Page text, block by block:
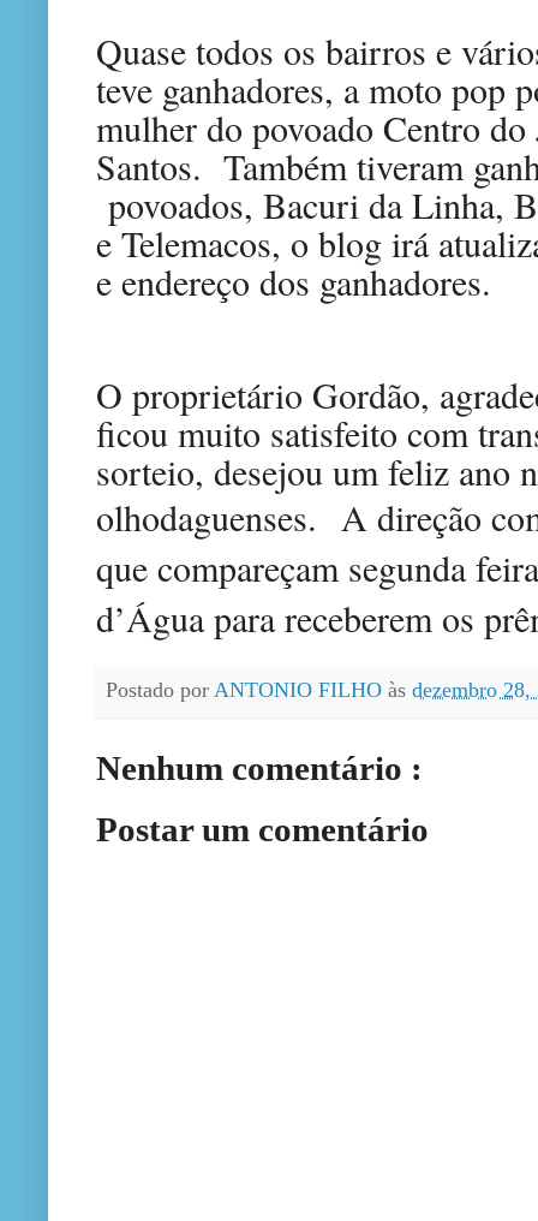
Quase todos os bairros e
teve ganhadores, a moto pop
mulher do povoado Centro
Santos. Também tiveram
povoados, Bacuri da Linha,
e Telemacos, o blog irá
e endereço dos ganhadores.
O proprietário Gordão,
ficou muito satisfeito com
sorteio, desejou um feliz ano
olhodaguenses. A direção
que compareçam segunda
d’Água para receberem os
Postado por ANTONIO FILHO às dezembro
Nenhum comentário :
Postar um comentário